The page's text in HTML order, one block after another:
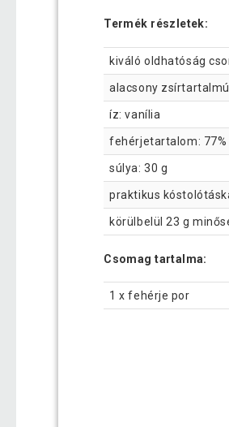
Termék részletek:
kiváló oldhatóság
alacsony
íz: vanília
fehérjetartalom: 77%
súlya: 30 g
praktikus
körülbelül 23 g
Csomag tartalma:
1 x fehérje por